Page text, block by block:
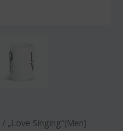
/ „Love Singing“(Men)